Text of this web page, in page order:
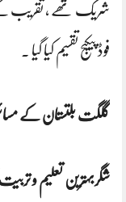
فوڈ پیکیج تقسیم کیا گیا ۔
گلگت بلتستان کے
شگربہترین تعلیم و